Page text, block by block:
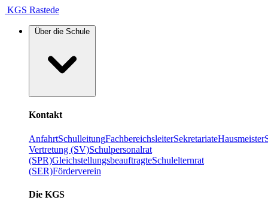
KGS Rastede
Über die Schule
Kontakt
AnfahrtSchulleitungFachbereichsleiterSekretariateHausmeister
Vertretung (SV)Schulpersonalrat
(SPR)GleichstellungsbeauftragteSchulelternrat
(SER)Förderverein
Die KGS